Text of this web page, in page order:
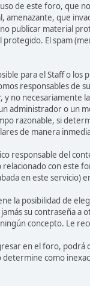
de este foro, que
amenazante, que
publicar material
El spam
para el Staff o
responsables de
no necesariamente
administrador o un
razonable, si
de manera
responsable del
con este
en este servicio)
la posibilidad de
su contraseña a
concepto. Le
en el foro, podrá
como